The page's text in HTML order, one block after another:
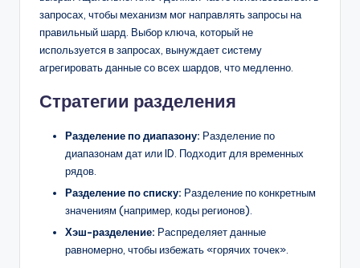
запросах, чтобы механизм мог направлять запросы на
правильный шард. Выбор ключа, который не
используется в запросах, вынуждает систему
агрегировать данные со всех шардов, что медленно.
Стратегии разделения
Разделение по диапазону: Разделение по
диапазонам дат или ID. Подходит для временных
рядов.
Разделение по списку: Разделение по конкретным
значениям (например, коды регионов).
Хэш-разделение: Распределяет данные
равномерно, чтобы избежать «горячих точек».